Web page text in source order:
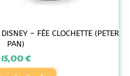
– FÉE CLOCHETTE (PETER
PAN)
15,00€